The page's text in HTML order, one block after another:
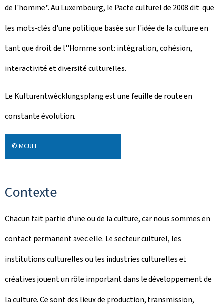
de l'homme". Au Luxembourg, le Pacte culturel de 2008 dit que
les mots-clés d'une politique basée sur l'idée de la culture en
tant que droit de l''Homme sont: intégration, cohésion,
interactivité et diversité culturelles.
Le Kulturentwécklungsplangest une feuille de route en
constante évolution.
© MCULT
Contexte
Chacun fait partie d'une ou de la culture, car nous sommes en
contact permanent avec elle. Le secteur culturel, les
institutions culturelles ou les industries culturelles et
créatives jouent un rôle important dans le développement de
la culture. Ce sont des lieux de production, transmission,